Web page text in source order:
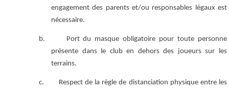
engagement des parents et/ou responsables légaux est
nécessaire.
b. Port du masque obligatoire pour toute personne
présente dans le club en dehors des joueurs sur les
terrains.
c. Respect de la règle de distanciation physique entre les